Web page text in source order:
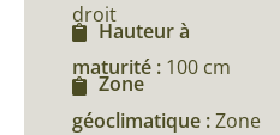
droit
Hauteur à
maturité : 100 cm
Zone
géoclimatique :Zone